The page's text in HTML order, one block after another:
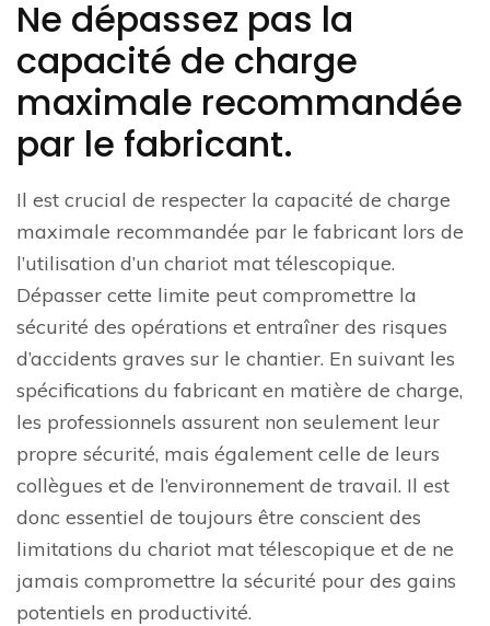
Ne dépassez pas la
capacité de charge
maximale recommandée
par le fabricant.
Il est crucial de respecter la capacité de charge
maximale recommandée par le fabricant lors de
l’utilisation d’un chariot mat télescopique.
Dépasser cette limite peut compromettre la
sécurité des opérations et entraîner des risques
d’accidents graves sur le chantier. En suivant les
spécifications du fabricant en matière de charge,
les professionnels assurent non seulement leur
propre sécurité, mais également celle de leurs
collègues et de l’environnement de travail. Il est
donc essentiel de toujours être conscient des
limitations du chariot mat télescopique et de ne
jamais compromettre la sécurité pour des gains
potentiels en productivité.